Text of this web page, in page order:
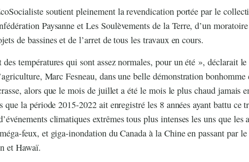
soutient pleinement la revendication portée par le
Paysanne et Les Soulèvements de la Terre, d’un
de bassines et de l’arret de tous les travaux en cours.
températures qui sont assez normales, pour un été », déclarait
Marc Fesneau, dans une belle démonstration
alors que le mois de juillet a été le mois le plus chaud jamais
que la période 2015-2022 ait enregistré les 8 années ayant battu ce
climatiques extrêmes tous plus intenses les uns que les
feux, et giga-inondation du Canada à la Chine en passant par le
et Hawaï.